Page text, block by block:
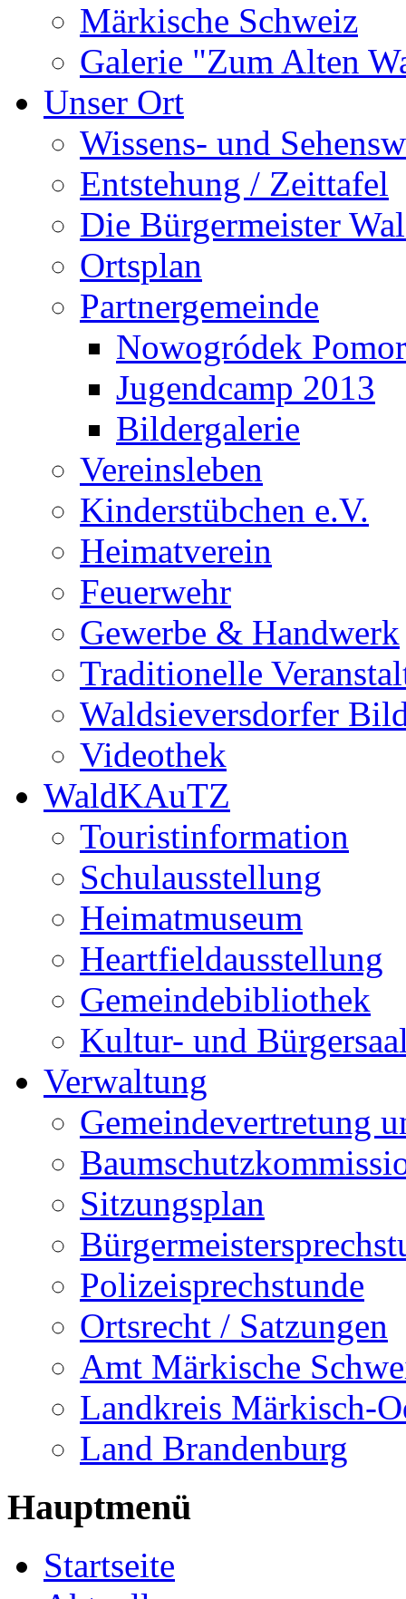
Märkische Schweiz
Galerie "Zum Alten
Unser Ort
Wissens- und
Entstehung / Zeittafel
Die Bürgermeister
Ortsplan
Partnergemeinde
Nowogródek
Jugendcamp 2013
Bildergalerie
Vereinsleben
Kinderstübchen e.V.
Heimatverein
Feuerwehr
Gewerbe & Handwerk
Traditionelle
Waldsieversdorfer
Videothek
WaldKAuTZ
Touristinformation
Schulausstellung
Heimatmuseum
Heartfieldausstellung
Gemeindebibliothek
Kultur- und
Verwaltung
Gemeindevertretung
Sitzungsplan
Polizeisprechstunde
Ortsrecht / Satzungen
Amt Märkische
Landkreis Märkisch-
Land Brandenburg
Hauptmenü
Startseite